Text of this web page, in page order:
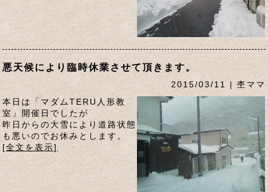
悪天候により臨時休業させて頂きます。
2015/03/11 | 杢ママ
本日は「マダムTERU人形教
室」開催日でしたが
昨日からの大雪により道路状態
も悪いのでお休みとします。
[全文を表示]